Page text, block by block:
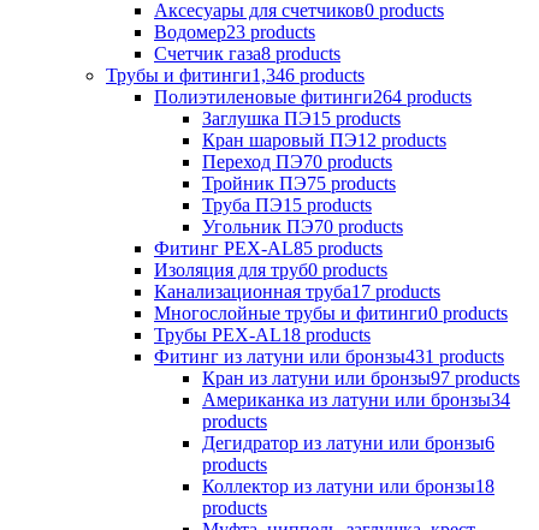
Аксесуары для счетчиков0 products
Водомер23 products
Счетчик газа8 products
Трубы и фитинги1,346 products
Полиэтиленовые фитинги264 products
Заглушка ПЭ15 products
Кран шаровый ПЭ12 products
Переход ПЭ70 products
Тройник ПЭ75 products
Труба ПЭ15 products
Угольник ПЭ70 products
Фитинг PEX-AL85 products
Изоляция для труб0 products
Канализационная труба17 products
Многослойные трубы и фитинги0 products
Трубы PEX-AL18 products
Фитинг из латуни или бронзы431 products
Кран из латуни или бронзы97 products
Американка из латуни или бронзы34
products
Дегидратор из латуни или бронзы6
products
Коллектор из латуни или бронзы18
products